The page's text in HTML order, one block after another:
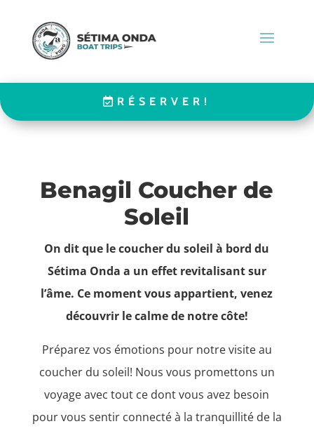
RÉSERVER!
Benagil Coucher de
Soleil
On dit que le coucher du soleil à bord du
Sétima Onda a un effet revitalisant sur
l’âme. Ce moment vous appartient, venez
découvrir le calme de notre côte!
Préparez vos émotions pour notre visite au
coucher du soleil! Nous vous promettons un
voyage avec tout ce dont vous avez besoin
pour vous sentir connecté à la tranquillité de la